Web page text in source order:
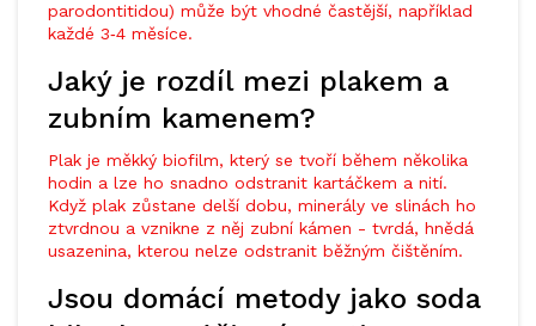
parodontitidou) může být vhodné častější, například
každé 3‑4 měsíce.
Jaký je rozdíl mezi plakem a
zubním kamenem?
Plak je měkký biofilm, který se tvoří během několika
hodin a lze ho snadno odstranit kartáčkem a nití.
Když plak zůstane delší dobu, minerály ve slinách ho
ztvrdnou a vznikne z něj zubní kámen - tvrdá, hnědá
usazenina, kterou nelze odstranit běžným čištěním.
Jsou domácí metody jako soda